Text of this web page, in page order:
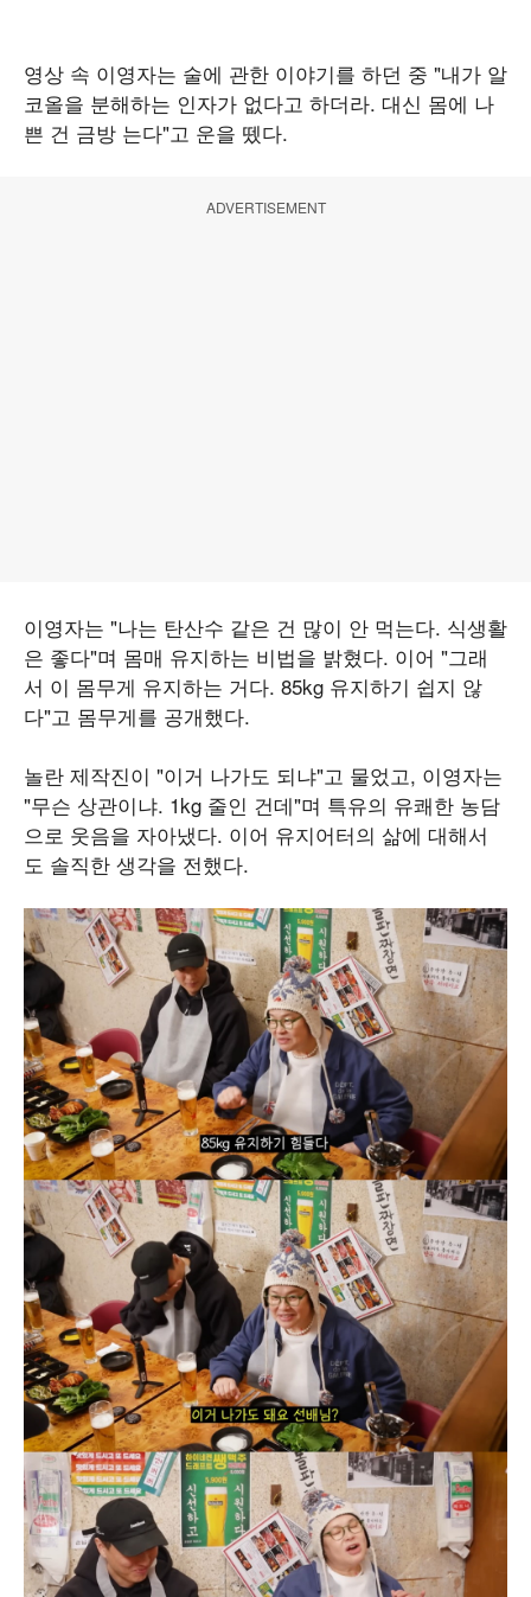
영상 속 이영자는 술에 관한 이야기를 하던 중 "내가 알
코올을 분해하는 인자가 없다고 하더라. 대신 몸에 나
쁜 건 금방 는다"고 운을 뗐다.
ADVERTISEMENT
이영자는 "나는 탄산수 같은 건 많이 안 먹는다. 식생활
은 좋다"며 몸매 유지하는 비법을 밝혔다. 이어 "그래
서 이 몸무게 유지하는 거다. 85kg 유지하기 쉽지 않
다"고 몸무게를 공개했다.
놀란 제작진이 "이거 나가도 되냐"고 물었고, 이영자는
"무슨 상관이냐. 1kg 줄인 건데"며 특유의 유쾌한 농담
으로 웃음을 자아냈다. 이어 유지어터의 삶에 대해서
도 솔직한 생각을 전했다.